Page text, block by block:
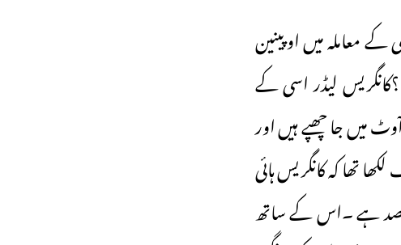
معاملہ میں اوپینین
لیڈر اسی کے
میں جا چھپے ہیں اور
تھا کہ کانگریس ہائی
کے نرغہ میں پھنس گئی ہے جو ہریانہ کی کل آبادی کا 27فیصد ہے ۔اس کے ساتھ